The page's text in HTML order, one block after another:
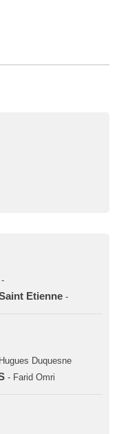
-
Etienne -
Duquesne
- Farid Omri